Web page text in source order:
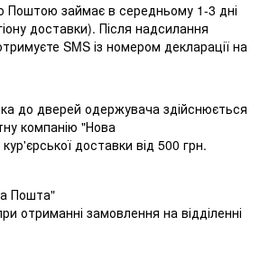
займає в середньому 1-3 дні
доставки). Після надсилання
SMS із номером декларації на
до дверей одержувача здійснюється
компанію "Нова
доставки від 500 грн.
Пошта"
отриманні замовлення на відділенні